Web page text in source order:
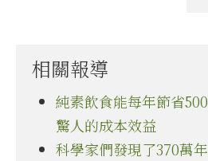
相關報導
純素飲食能每年節省
驚人的成本效益
科學家們發現了370萬